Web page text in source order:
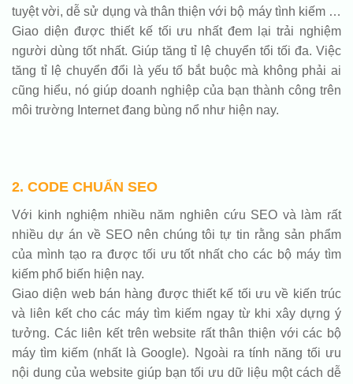
tuyệt vời, dễ sử dụng và thân thiện với bộ máy tình kiếm …
Giao diện được thiết kế tối ưu nhất đem lại trải nghiệm
người dùng tốt nhất. Giúp tăng tỉ lệ chuyển tổi tối đa. Việc
tăng tỉ lệ chuyển đổi là yếu tố bắt buộc mà không phải ai
cũng hiểu, nó giúp doanh nghiệp của bạn thành công trên
môi trường Internet đang bùng nổ như hiện nay.
2. CODE CHUẨN SEO
Với kinh nghiệm nhiều năm nghiên cứu SEO và làm rất
nhiều dự án về SEO nên chúng tôi tự tin rằng sản phẩm
của mình tạo ra được tối ưu tốt nhất cho các bộ máy tìm
kiếm phổ biến hiện nay.
Giao diện web bán hàng được thiết kế tối ưu về kiến trúc
và liên kết cho các máy tìm kiếm ngay từ khi xây dựng ý
tưởng. Các liên kết trên website rất thân thiện với các bộ
máy tìm kiếm (nhất là Google). Ngoài ra tính năng tối ưu
nội dung của website giúp bạn tối ưu dữ liệu một cách dễ